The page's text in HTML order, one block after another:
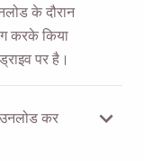
के दौरान
करके किया
पर है।
कर